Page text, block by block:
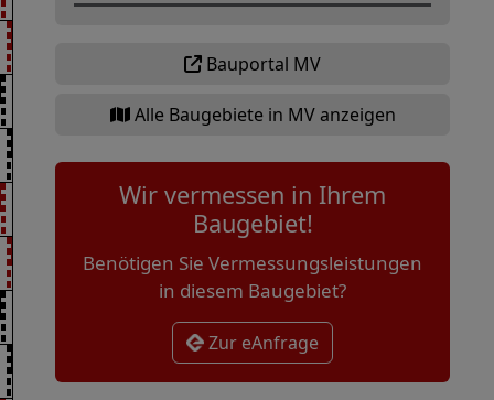
Bauportal MV
Alle Baugebiete in MV anzeigen
Wir vermessen in Ihrem
Baugebiet!
Benötigen Sie Vermessungsleistungen
in diesem Baugebiet?
Zur eAnfrage